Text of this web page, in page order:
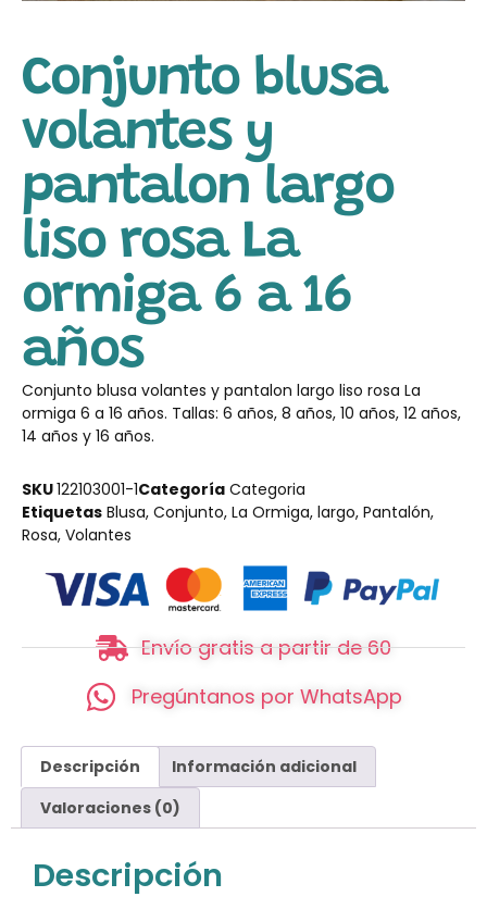
Conjunto blusa
volantes y
pantalon largo
liso rosa La
ormiga 6 a 16
años
Conjunto blusa volantes y pantalon largo liso rosa La
ormiga 6 a 16 años. Tallas: 6 años, 8 años, 10 años, 12 años,
14 años y 16 años.
SKU122103001-1Categoría Categoria
Etiquetas Blusa, Conjunto, La Ormiga, largo, Pantalón,
Rosa, Volantes
Envío gratis a partir de 60
Pregúntanos por WhatsApp
Descripción
Información adicional
Valoraciones (0)
Descripción